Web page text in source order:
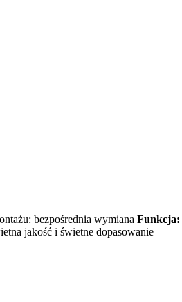
bezpośrednia wymiana Funkcja:
jakość i świetne dopasowanie